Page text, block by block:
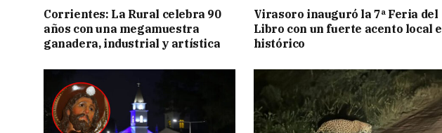
Corrientes: La Rural celebra 90
años con una megamuestra
ganadera, industrial y artística
Virasoro inauguró la 7ª Feria del
Libro con un fuerte acento local e
histórico